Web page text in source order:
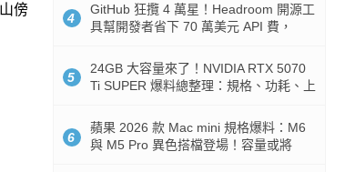
傍
4
GitHub 狂攬 4 萬星！Headroom 開源工
具幫開發者省下 70 萬美元 API 費，
5
24GB 大容量來了！NVIDIA RTX 5070
Ti SUPER 爆料總整理：規格、功耗、上
6
蘋果 2026 款 Mac mini 規格爆料：M6
與 M5 Pro 異色搭檔登場！容量或將